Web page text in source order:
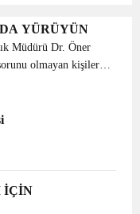
Yıldız Akyılmaz’ın
uyarak ve düzenli
YÜRÜYÜN
Müdürü Dr. Öner
olmayan kişilerin
olan egzersizin
İÇİN